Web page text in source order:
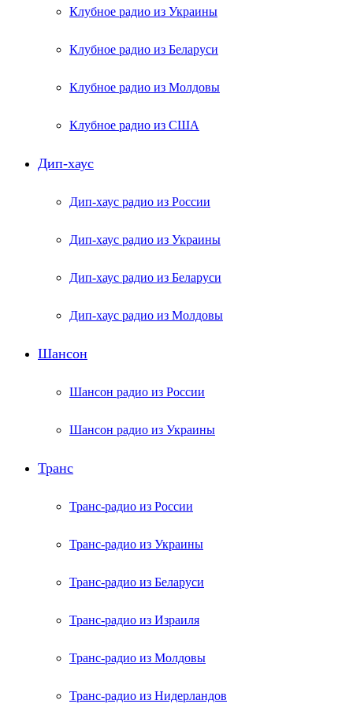
Клубное радио из Украины
Клубное радио из Беларуси
Клубное радио из Молдовы
Клубное радио из США
Дип-хаус
Дип-хаус радио из России
Дип-хаус радио из Украины
Дип-хаус радио из Беларуси
Дип-хаус радио из Молдовы
Шансон
Шансон радио из России
Шансон радио из Украины
Транс
Транс-радио из России
Транс-радио из Украины
Транс-радио из Беларуси
Транс-радио из Израиля
Транс-радио из Молдовы
Транс-радио из Нидерландов